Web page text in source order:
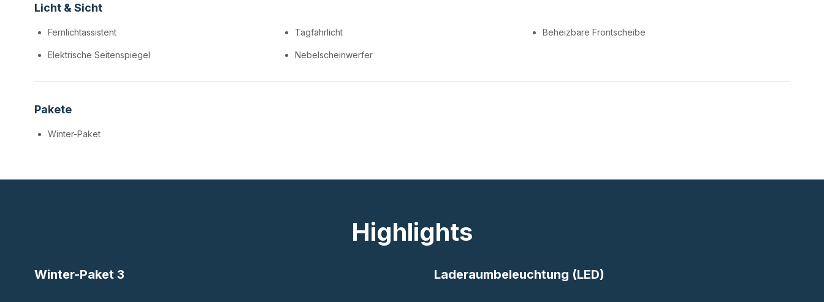
Licht & Sicht
Fernlichtassistent Tagfahrlicht Beheizbare Frontscheibe
Elektrische Seitenspiegel Nebelscheinwerfer
Pakete
Winter-Paket
Highlights
Winter-Paket 3 Laderaumbeleuchtung (LED)